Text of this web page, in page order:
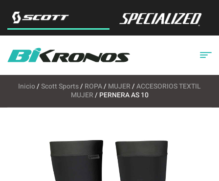
Inicio/Scott Sports/ ROPA/ MUJER/ACCESORIOS TEXTIL
MUJER/ PERNERA AS 10